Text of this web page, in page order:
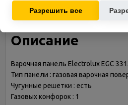
Описание
Варочная панель Electrolux EGC
Тип панели : газовая варочная
Чугунные решетки : есть
Газовых конфорок : 1
предложений на основе ваших
Разрешить все